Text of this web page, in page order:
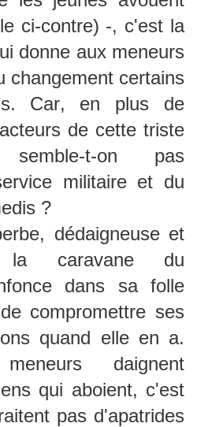
ci-contre) -, c'est la
donne aux meneurs
changement certains
Car, en plus de
de cette triste
t-on pas
militaire et du
?
dédaigneuse et
la caravane du
dans sa folle
compromettre ses
quand elle en a.
daignent
qui aboient, c'est
pas d'apatrides